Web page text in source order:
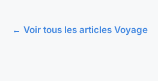
← Voir tous les articles Voyage